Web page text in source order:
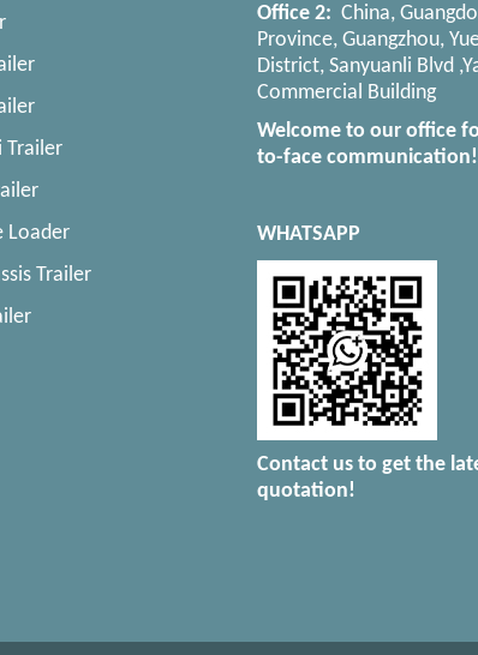
Trailer
Loader
Trailer
Office 2: China,
Province, Guangzhou,
District, Sanyuanli Blvd
Commercial Building
Welcome to our office
to-face communication!
WHATSAPP
Contact us to get the
quotation!